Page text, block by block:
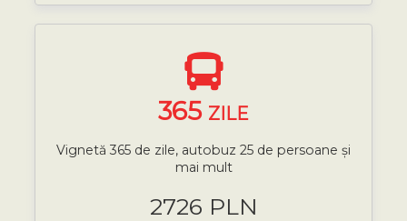
365 ZILE
Vignetă 365 de zile, autobuz 25 de persoane și
mai mult
2726 PLN